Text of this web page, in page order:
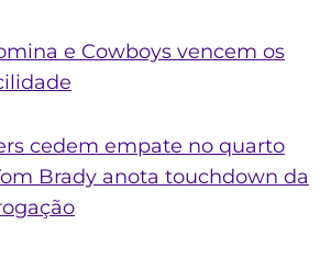
e Cowboys vencem os
cedem empate no quarto
Brady anota touchdown da